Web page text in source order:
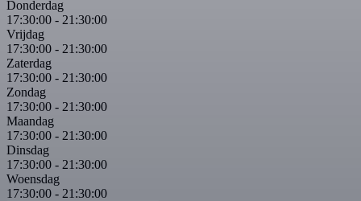
Donderdag
17:30:00 - 21:30:00
Vrijdag
17:30:00 - 21:30:00
Zaterdag
17:30:00 - 21:30:00
Zondag
17:30:00 - 21:30:00
Maandag
17:30:00 - 21:30:00
Dinsdag
17:30:00 - 21:30:00
Woensdag
17:30:00 - 21:30:00